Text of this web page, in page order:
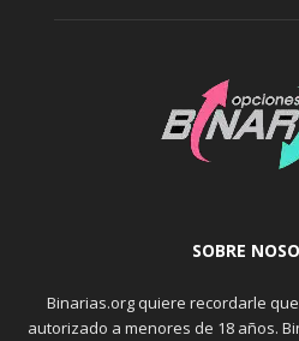
SOBRE
Binarias.org quiere recordarle
autorizado a menores de 18 años.